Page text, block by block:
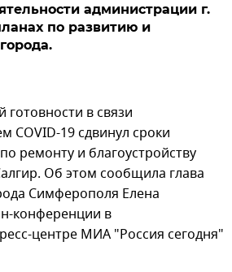
администрации г.
по развитию и
в связи
COVID-19 сдвинул сроки
ремонту и благоустройству
Об этом сообщила глава
Симферополя Елена
конференции в
центре МИА "Россия сегодня"